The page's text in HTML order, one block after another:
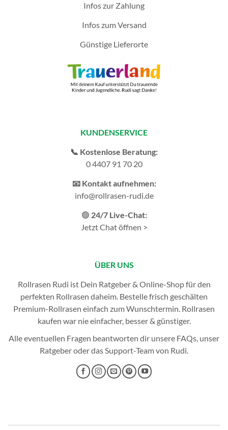
Infos zur Zahlung
Infos zum Versand
Günstige Lieferorte
KUNDENSERVICE
📞 Kostenlose Beratung:
0 4407 91 70 20
📧 Kontakt aufnehmen:
info@rollrasen-rudi.de
🟢 24/7 Live-Chat:
Jetzt Chat öffnen >
ÜBER UNS
Rollrasen Rudi ist Dein Ratgeber & Online-Shop für den
perfekten Rollrasen daheim. Bestelle frisch geschälten
Premium-Rollrasen einfach zum Wunschtermin. Rollrasen
kaufen war nie einfacher, besser & günstiger.
Alle eventuellen Fragen beantworten dir unsere FAQs, unser
Ratgeberoder dasSupport-Teamvon Rudi.